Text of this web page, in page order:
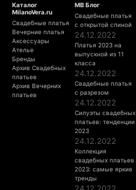
Каталог
MilanoVera.ru
Свадебные платья
Вечерние платья
Аксессуары
Ателье
Бренды
Архив Свадебных
платьев
Архив Вечерних
платьев
МВ Блог
Свадебные платья
с открытой спиной
24.12.2022
Платья 2023 на
выпускной из 11
класса
24.12.2022
Свадебные платья
с разрезом
24.12.2022
Силуэты свадебных
платьев: тенденции
2023
24.12.2022
Коллекция
свадебных платьев
2023: самые яркие
тренды